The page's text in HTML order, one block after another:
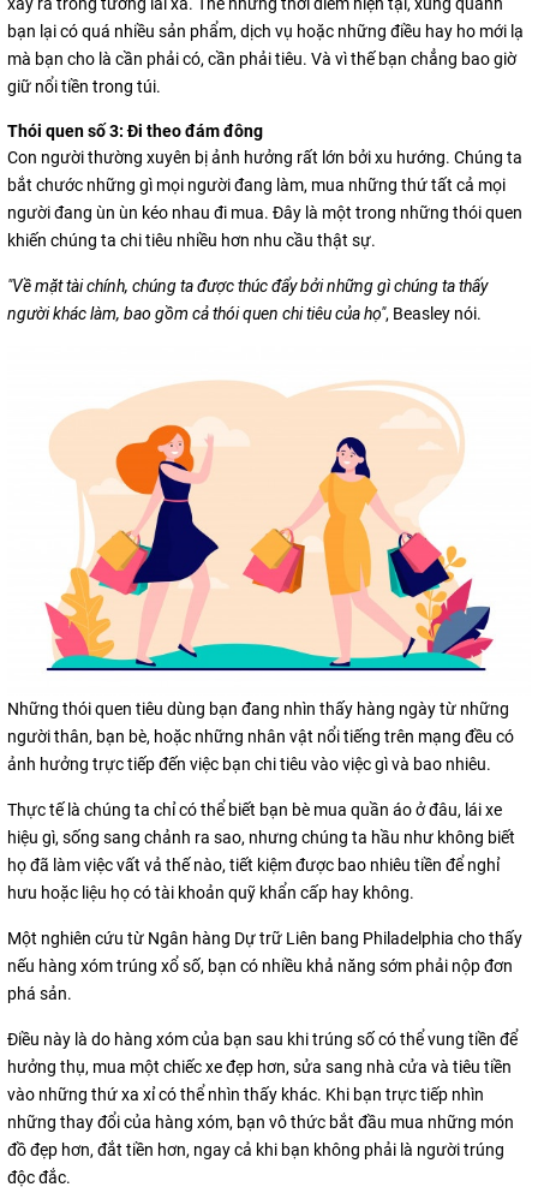
xảy ra trong tương lai xa. Thế nhưng thời điểm hiện tại, xung quanh
bạn lại có quá nhiều sản phẩm, dịch vụ hoặc những điều hay ho mới lạ
mà bạn cho là cần phải có, cần phải tiêu. Và vì thế bạn chẳng bao giờ
giữ nổi tiền trong túi.
Thói quen số 3: Đi theo đám đông
Con người thường xuyên bị ảnh hưởng rất lớn bởi xu hướng. Chúng ta
bắt chước những gì mọi người đang làm, mua những thứ tất cả mọi
người đang ùn ùn kéo nhau đi mua. Đây là một trong những thói quen
khiến chúng ta chi tiêu nhiều hơn nhu cầu thật sự.
"Về mặt tài chính, chúng ta được thúc đẩy bởi những gì chúng ta thấy
người khác làm, bao gồm cả thói quen chi tiêu của họ", Beasley nói.
Những thói quen tiêu dùng bạn đang nhìn thấy hàng ngày từ những
người thân, bạn bè, hoặc những nhân vật nổi tiếng trên mạng đều có
ảnh hưởng trực tiếp đến việc bạn chi tiêu vào việc gì và bao nhiêu.
Thực tế là chúng ta chỉ có thể biết bạn bè mua quần áo ở đâu, lái xe
hiệu gì, sống sang chảnh ra sao, nhưng chúng ta hầu như không biết
họ đã làm việc vất vả thế nào, tiết kiệm được bao nhiêu tiền để nghỉ
hưu hoặc liệu họ có tài khoản quỹ khẩn cấp hay không.
Một nghiên cứu từ Ngân hàng Dự trữ Liên bang Philadelphia cho thấy
nếu hàng xóm trúng xổ số, bạn có nhiều khả năng sớm phải nộp đơn
phá sản.
Điều này là do hàng xóm của bạn sau khi trúng số có thể vung tiền để
hưởng thụ, mua một chiếc xe đẹp hơn, sửa sang nhà cửa và tiêu tiền
vào những thứ xa xỉ có thể nhìn thấy khác. Khi bạn trực tiếp nhìn
những thay đổi của hàng xóm, bạn vô thức bắt đầu mua những món
đồ đẹp hơn, đắt tiền hơn, ngay cả khi bạn không phải là người trúng
độc đắc.